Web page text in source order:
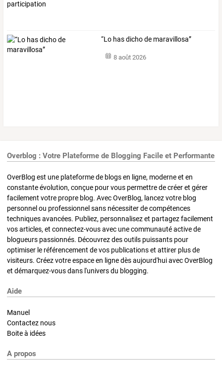
“Lo has dicho de maravillosa”
8 août 2026
Overblog : Votre Plateforme de Blogging Facile et Performante
OverBlog est une plateforme de blogs en ligne, moderne et en
constante évolution, conçue pour vous permettre de créer et gérer
facilement votre propre blog. Avec OverBlog, lancez votre blog
personnel ou professionnel sans nécessiter de compétences
techniques avancées. Publiez, personnalisez et partagez facilement
vos articles, et connectez-vous avec une communauté active de
blogueurs passionnés. Découvrez des outils puissants pour
optimiser le référencement de vos publications et attirer plus de
visiteurs. Créez votre espace en ligne dès aujourd'hui avec OverBlog
et démarquez-vous dans l'univers du blogging.
Aide
Manuel
Contactez nous
Boite à idées
A propos